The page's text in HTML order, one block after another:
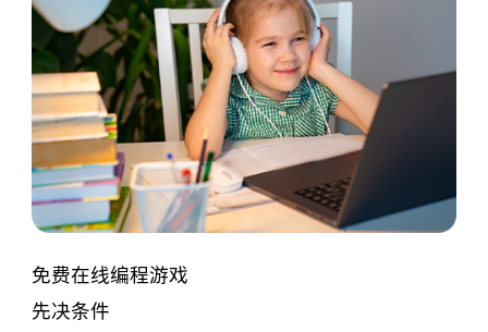
免费在线编程游戏
先决条件